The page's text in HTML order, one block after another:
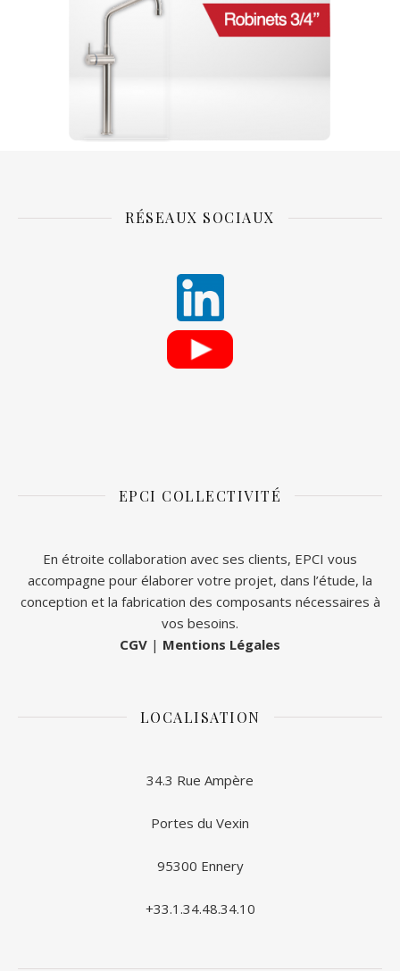
RÉSEAUX SOCIAUX
EPCI COLLECTIVITÉ
En étroite collaboration avec ses clients, EPCI vous
accompagne pour élaborer votre projet, dans l’étude, la
conception et la fabrication des composants nécessaires à
vos besoins.
CGV | Mentions Légales
LOCALISATION
34.3 Rue Ampère
Portes du Vexin
95300 Ennery
+33.1.34.48.34.10